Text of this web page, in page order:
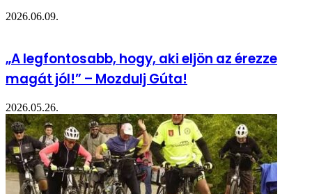
2026.06.09.
„A legfontosabb, hogy, aki eljön az érezze
magát jól!” – Mozdulj Gúta!
2026.05.26.